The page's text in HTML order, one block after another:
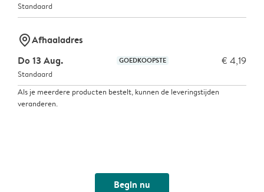
Standaard
marker-pinAfhaaladres
Do 13 Aug.
GOEDKOOPSTE € 4,19
Standaard
Als je meerdere producten bestelt, kunnen de leveringstijden
veranderen.
Begin nu